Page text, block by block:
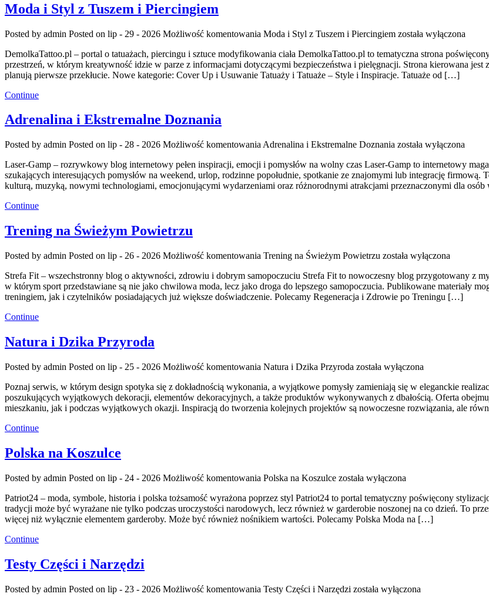
Moda i Styl z Tuszem i Piercingiem
Posted by admin Posted on lip - 29 - 2026 Możliwość komentowania Moda i Styl z Tuszem i Piercingiem została wyłączona
DemolkaTattoo.pl – portal o tatuażach, piercingu i sztuce modyfikowania ciała DemolkaTattoo.pl to tematyczna strona
przestrzeń, w którym kreatywność idzie w parze z informacjami dotyczącymi bezpieczeństwa i pielęgnacji. Strona kierowana
planują pierwsze przekłucie. Nowe kategorie: Cover Up i Usuwanie Tatuaży i Tatuaże – Style i Inspiracje. Tatuaże od […]
Continue
Adrenalina i Ekstremalne Doznania
Posted by admin Posted on lip - 28 - 2026 Możliwość komentowania Adrenalina i Ekstremalne Doznania została wyłączona
Laser-Gamp – rozrywkowy blog internetowy pełen inspiracji, emocji i pomysłów na wolny czas Laser-Gamp to internetowy
szukających interesujących pomysłów na weekend, urlop, rodzinne popołudnie, spotkanie ze znajomymi lub integrację
kulturą, muzyką, nowymi technologiami, emocjonującymi wydarzeniami oraz różnorodnymi atrakcjami przeznaczonymi dla
Continue
Trening na Świeżym Powietrzu
Posted by admin Posted on lip - 26 - 2026 Możliwość komentowania Trening na Świeżym Powietrzu została wyłączona
Strefa Fit – wszechstronny blog o aktywności, zdrowiu i dobrym samopoczuciu Strefa Fit to nowoczesny blog przygotowany z
w którym sport przedstawiane są nie jako chwilowa moda, lecz jako droga do lepszego samopoczucia. Publikowane materiały
treningiem, jak i czytelników posiadających już większe doświadczenie. Polecamy Regeneracja i Zdrowie po Treningu […]
Continue
Natura i Dzika Przyroda
Posted by admin Posted on lip - 25 - 2026 Możliwość komentowania Natura i Dzika Przyroda została wyłączona
Poznaj serwis, w którym design spotyka się z dokładnością wykonania, a wyjątkowe pomysły zamieniają się w eleganckie
poszukujących wyjątkowych dekoracji, elementów dekoracyjnych, a także produktów wykonywanych z dbałością. Oferta
mieszkaniu, jak i podczas wyjątkowych okazji. Inspiracją do tworzenia kolejnych projektów są nowoczesne rozwiązania, ale
Continue
Polska na Koszulce
Posted by admin Posted on lip - 24 - 2026 Możliwość komentowania Polska na Koszulce została wyłączona
Patriot24 – moda, symbole, historia i polska tożsamość wyrażona poprzez styl Patriot24 to portal tematyczny poświęcony
tradycji może być wyrażane nie tylko podczas uroczystości narodowych, lecz również w garderobie noszonej na co dzień. To
więcej niż wyłącznie elementem garderoby. Może być również nośnikiem wartości. Polecamy Polska Moda na […]
Continue
Testy Części i Narzędzi
Posted by admin Posted on lip - 23 - 2026 Możliwość komentowania Testy Części i Narzędzi została wyłączona